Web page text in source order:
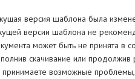
версия шаблона была
версии шаблона не
может быть не принята в
скачивание или продолжив
возможные проблемы,